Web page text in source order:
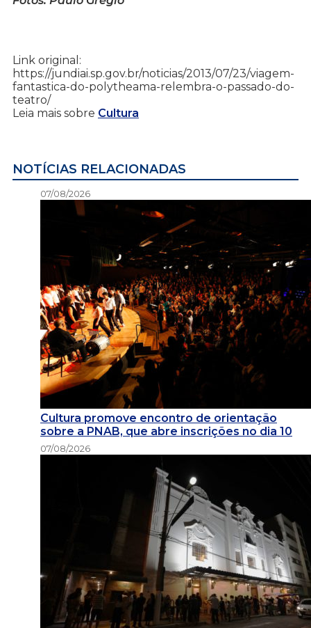
Link original:
https://jundiai.sp.gov.br/noticias/2013/07/23/viagem-
fantastica-do-polytheama-relembra-o-passado-do-
teatro/
Leia mais sobre Cultura
NOTÍCIAS RELACIONADAS
07/08/2026
Cultura promove encontro de orientação
sobre a PNAB, que abre inscrições no dia 10
07/08/2026